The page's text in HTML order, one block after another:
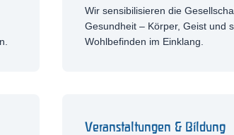
Wir sensibilisieren die
Gesundheit – Körper, Geist und
Wohlbefinden im Einklang.
Veranstaltungen & Bildung